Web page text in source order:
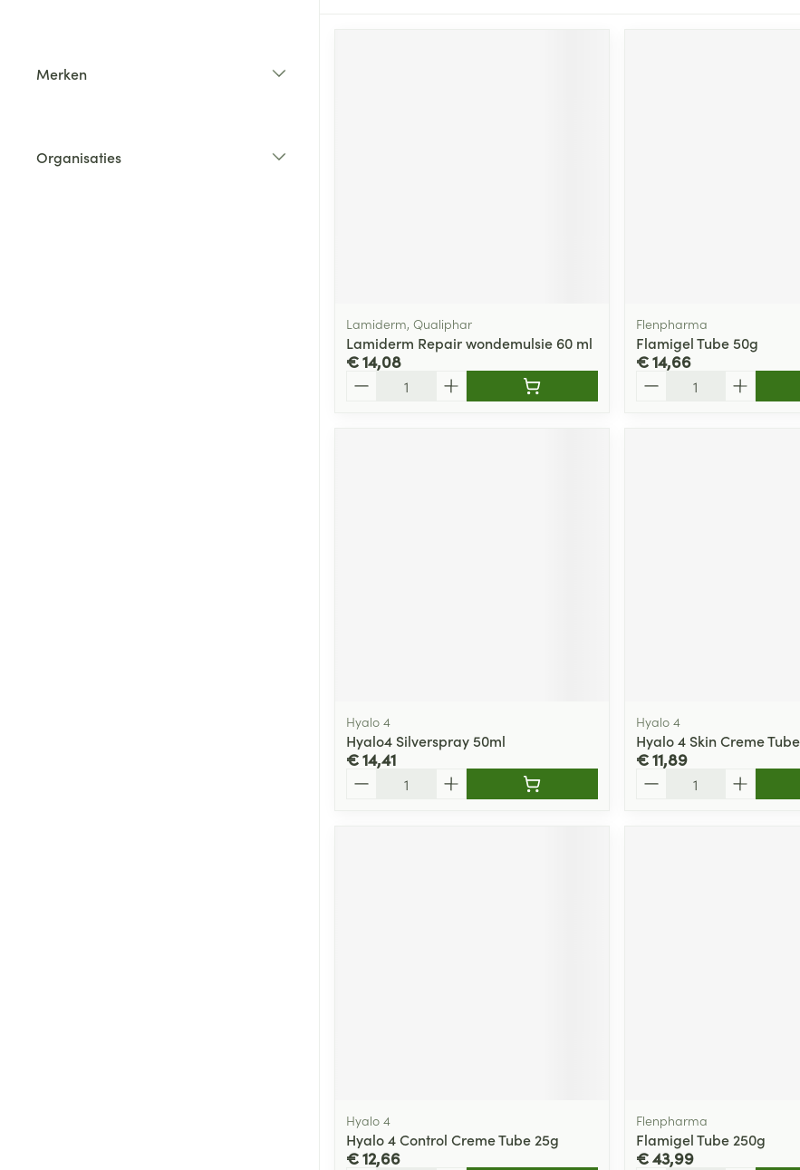
Merken
Organisaties
Lamiderm, Qualiphar
Lamiderm Repair wondemulsie 60 ml
€ 14,08
Flenpharma
Flamigel Tube 50g
€ 14,66
Hyalo 4
Hyalo4 Silverspray 50ml
€ 14,41
Hyalo 4
Hyalo 4 Skin Creme
€ 11,89
Hyalo 4
Hyalo 4 Control Creme Tube 25g
€ 12,66
Flenpharma
Flamigel Tube 250g
€ 43,99